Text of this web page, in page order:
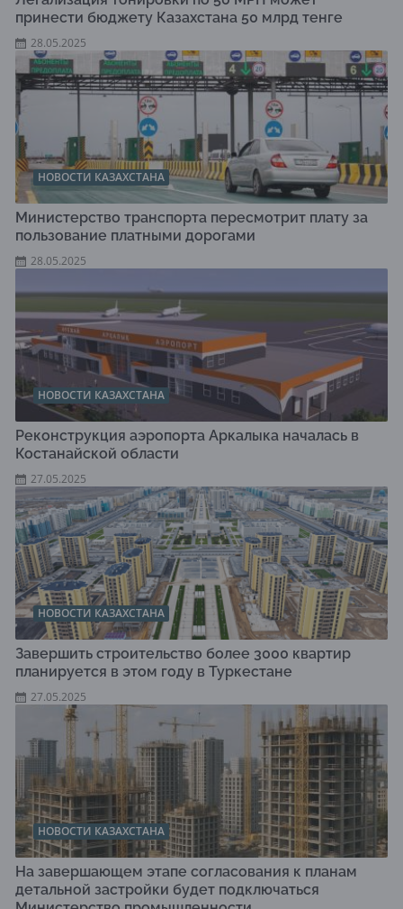
принести бюджету Казахстана 50 млрд тенге
28.05.2025
НОВОСТИ КАЗАХСТАНА
Министерство транспорта пересмотрит плату за
пользование платными дорогами
28.05.2025
НОВОСТИ КАЗАХСТАНА
Реконструкция аэропорта Аркалыка началась в
Костанайской области
27.05.2025
НОВОСТИ КАЗАХСТАНА
Завершить строительство более 3000 квартир
планируется в этом году в Туркестане
27.05.2025
НОВОСТИ КАЗАХСТАНА
На завершающем этапе согласования к планам
детальной застройки будет подключаться